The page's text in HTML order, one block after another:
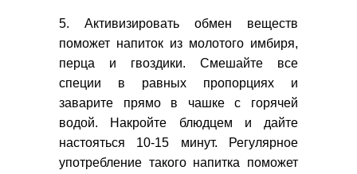
5. Активизировать обмен веществ
поможет напиток из молотого имбиря,
перца и гвоздики. Смешайте все
специи в равных пропорциях и
заварите прямо в чашке с горячей
водой. Накройте блюдцем и дайте
настояться 10-15 минут. Регулярное
употребление такого напитка поможет